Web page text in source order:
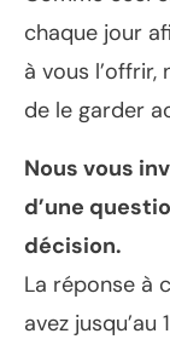
chaque jour
à vous
de le garder
Nous vous
d’une
décision.
La réponse à
avez